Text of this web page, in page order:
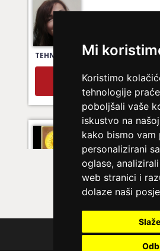
Mi
Koristimo
tehnologije
poboljšali vaše
iskustvo na
kako bismo vam
personalizirani
oglase,
web stranici i
dolaze naši
TEHNIKE:
tel:0,93€ -
ELA / Kod 151
Ljubavni savjetnik
astrologija, ljubavna
davison chart, ljubavni tarot, gay
kompatibilnost, rune - ljubavna
numerološka ljubavna
ljubavna prognoza, drevni ljubavni
Broj tel: 064/
Polica